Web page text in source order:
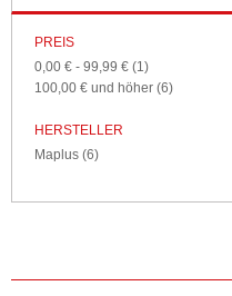
PREIS
0,00 € - 99,99 € (1)
100,00 € und höher (6)
HERSTELLER
Maplus (6)